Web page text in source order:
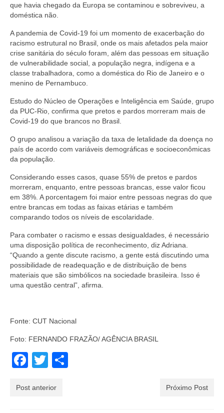
que havia chegado da Europa se contaminou e sobreviveu, a
doméstica não.
A pandemia de Covid-19 foi um momento de exacerbação do
racismo estrutural no Brasil, onde os mais afetados pela maior
crise sanitária do século foram, além das pessoas em situação
de vulnerabilidade social, a população negra, indígena e a
classe trabalhadora, como a doméstica do Rio de Janeiro e o
menino de Pernambuco.
Estudo do Núcleo de Operações e Inteligência em Saúde, grupo
da PUC-Rio, confirma que pretos e pardos morreram mais de
Covid-19 do que brancos no Brasil.
O grupo analisou a variação da taxa de letalidade da doença no
país de acordo com variáveis demográficas e socioeconômicas
da população.
Considerando esses casos, quase 55% de pretos e pardos
morreram, enquanto, entre pessoas brancas, esse valor ficou
em 38%. A porcentagem foi maior entre pessoas negras do que
entre brancas em todas as faixas etárias e também
comparando todos os níveis de escolaridade.
Para combater o racismo e essas desigualdades, é necessário
uma disposição política de reconhecimento, diz Adriana.
“Quando a gente discute racismo, a gente está discutindo uma
possibilidade de readequação e de distribuição de bens
materiais que são simbólicos na sociedade brasileira. Isso é
uma questão central”, afirma.
Fonte: CUT Nacional
Foto: FERNANDO FRAZÃO/ AGÊNCIA BRASIL
Facebook
Twitter
Post anterior Próximo Post